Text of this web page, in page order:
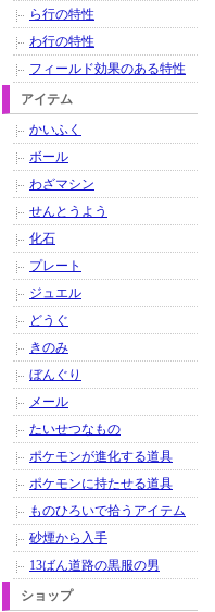
ら行の特性
わ行の特性
フィールド効果のある特性
アイテム
かいふく
ボール
わざマシン
せんとうよう
化石
プレート
ジュエル
どうぐ
きのみ
ぼんぐり
メール
たいせつなもの
ポケモンが進化する道具
ポケモンに持たせる道具
ものひろいで拾うアイテム
砂煙から入手
13ばん道路の黒服の男
ショップ